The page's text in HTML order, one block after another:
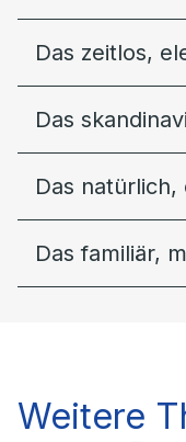
Das zeitlos,
Das
Das natürlich,
Das familiär,
Weitere